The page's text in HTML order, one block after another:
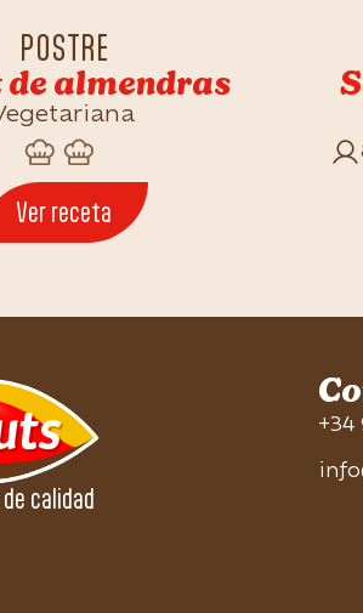
POSTRE
almendras
Ver receta
calidad
+34